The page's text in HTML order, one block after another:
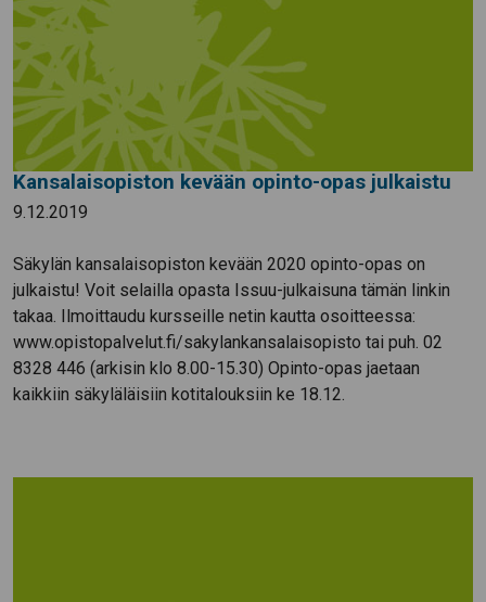
Kansalaisopiston kevään opinto-opas julkaistu
9.12.2019
Säkylän kansalaisopiston kevään 2020 opinto-opas on
julkaistu! Voit selailla opasta Issuu-julkaisuna tämän linkin
takaa. Ilmoittaudu kursseille netin kautta osoitteessa:
www.opistopalvelut.fi/sakylankansalaisopisto tai puh. 02
8328 446 (arkisin klo 8.00-15.30) Opinto-opas jaetaan
kaikkiin säkyläläisiin kotitalouksiin ke 18.12.